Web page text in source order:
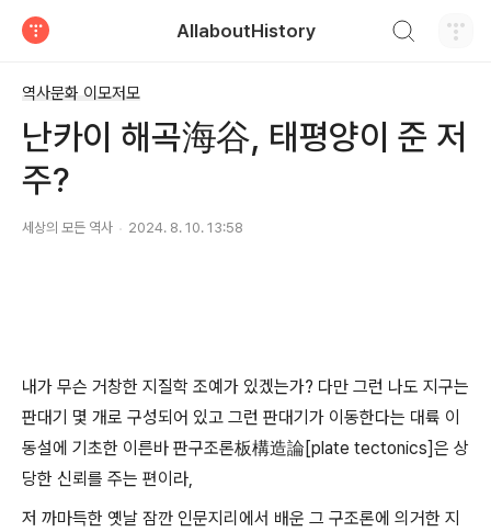
AllaboutHistory
역사문화 이모저모
난카이 해곡海谷, 태평양이 준 저
주?
세상의 모든 역사 2024. 8. 10. 13:58
내가 무슨 거창한 지질학 조예가 있겠는가? 다만 그런 나도 지구는
판대기 몇 개로 구성되어 있고 그런 판대기가 이동한다는 대륙 이
동설에 기초한 이른바 판구조론板構造論[plate tectonics]은 상
당한 신뢰를 주는 편이라,
저 까마득한 옛날 잠깐 인문지리에서 배운 그 구조론에 의거한 지